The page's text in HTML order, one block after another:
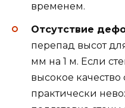
временем.
Отсутствие
перепад высот
мм на 1 м. Если
высокое
практически